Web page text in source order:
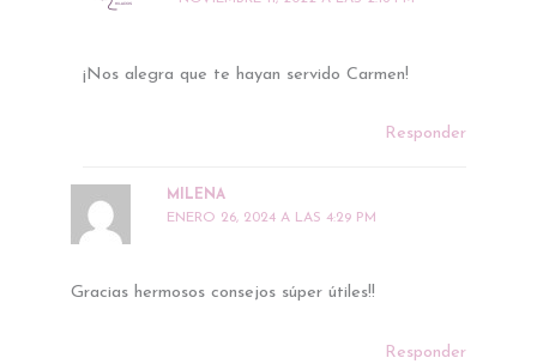
¡Nos alegra que te hayan servido Carmen!
Responder
MILENA
ENERO 26, 2024 A LAS 4:29 PM
Gracias hermosos consejos súper útiles!!
Responder